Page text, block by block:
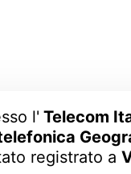
l' Telecom
registrato a